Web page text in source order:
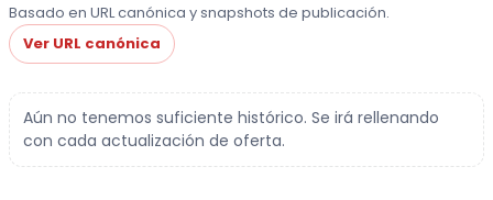
Basado en URL canónica y snapshots de publicación.
Ver URL canónica
Aún no tenemos suficiente histórico. Se irá rellenando
con cada actualización de oferta.